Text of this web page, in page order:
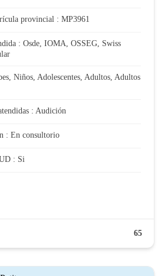
provincial : MP3961
: Osde, IOMA, OSSEG, Swiss
Niños, Adolescentes, Adultos, Adultos
: Audición
: En consultorio
: Si
65